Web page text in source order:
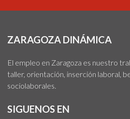
ZARAGOZA DINÁMICA
El empleo en Zaragoza es nuestro
taller, orientación, inserción laboral,
sociolaborales.
SIGUENOS EN